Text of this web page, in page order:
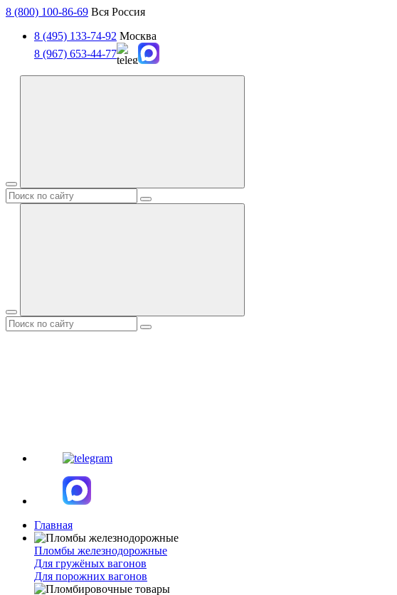
8 (800) 100-86-69 Вся Россия
8 (495) 133-74-92 Москва
8 (967) 653-44-77
Главная
Пломбы железнодорожные
Для гружёных вагонов
Для порожних вагонов